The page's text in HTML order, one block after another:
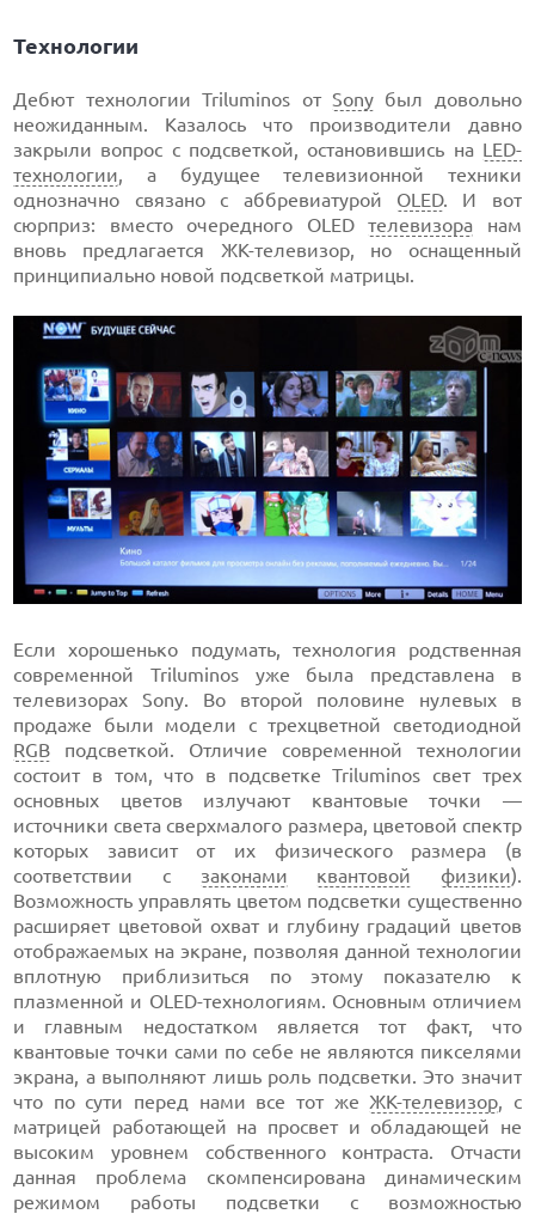
Технологии
Дебют технологии Triluminos от Sonyбыл довольно
неожиданным. Казалось что производители давно
закрыли вопрос с подсветкой, остановившись на LED-
технологии, а будущее телевизионной техники
однозначно связано с аббревиатурой OLED. И вот
сюрприз: вместо очередного OLEDтелевизора нам
вновь предлагается ЖК-телевизор, но оснащенный
принципиально новой подсветкой матрицы.
Если хорошенько подумать, технология родственная
современной Triluminos уже была представлена в
телевизорах Sony. Во второй половине нулевых в
продаже были модели с трехцветной светодиодной
RGB подсветкой. Отличие современной технологии
состоит в том, что в подсветке Triluminos свет трех
основных цветов излучают квантовые точки —
источники света сверхмалого размера, цветовой спектр
которых зависит от их физического размера (в
соответствии с законами квантовой физики).
Возможность управлять цветом подсветки существенно
расширяет цветовой охват и глубину градаций цветов
отображаемых на экране, позволяя данной технологии
вплотную приблизиться по этому показателю к
плазменной и OLED-технологиям. Основным отличием
и главным недостатком является тот факт, что
квантовые точки сами по себе не являются пикселями
экрана, а выполняют лишь роль подсветки. Это значит
что по сути перед нами все тот же ЖК-телевизор , с
матрицей работающей на просвет и обладающей не
высоким уровнем собственного контраста. Отчасти
данная проблема скомпенсирована динамическим
режимом работы подсветки с возможностью